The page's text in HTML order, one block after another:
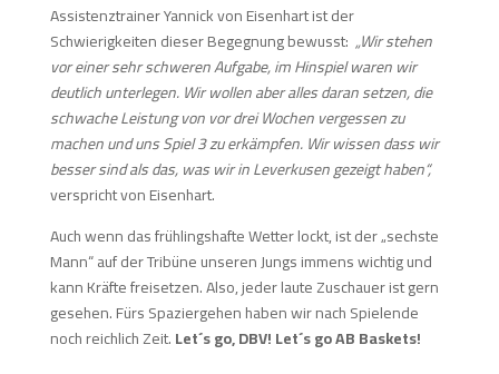
Assistenztrainer Yannick von Eisenhart ist der
Schwierigkeiten dieser Begegnung bewusst: „Wir stehen
vor einer sehr schweren Aufgabe, im Hinspiel waren wir
deutlich unterlegen. Wir wollen aber alles daran setzen, die
schwache Leistung von vor drei Wochen vergessen zu
machen und uns Spiel 3 zu erkämpfen. Wir wissen dass wir
besser sind als das, was wir in Leverkusen gezeigt haben“,
verspricht von Eisenhart.
Auch wenn das frühlingshafte Wetter lockt, ist der „sechste
Mann“ auf der Tribüne unseren Jungs immens wichtig und
kann Kräfte freisetzen. Also, jeder laute Zuschauer ist gern
gesehen. Fürs Spaziergehen haben wir nach Spielende
noch reichlich Zeit.Let´s go, DBV! Let´s go AB Baskets!